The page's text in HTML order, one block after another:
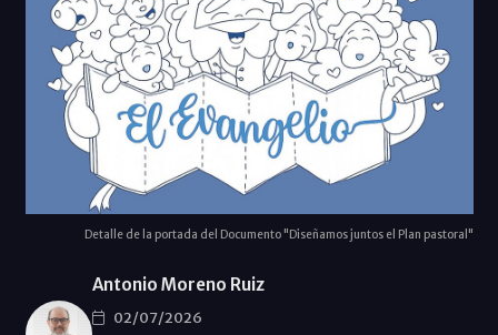
Detalle de la portada del Documento "Diseñamos juntos el Plan pastoral"
Antonio Moreno Ruiz
02/07/2026